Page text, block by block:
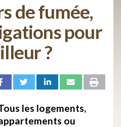
de fumée,
pour
?
les logements,
ou